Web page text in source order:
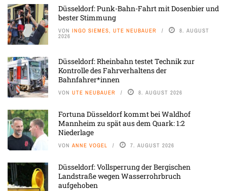
Düsseldorf: Punk-Bahn-Fahrt mit Dosenbier und
bester Stimmung
VON INGO SIEMES, UTE NEUBAUER 8. AUGUST
2026
Düsseldorf: Rheinbahn testet Technik zur
Kontrolle des Fahrverhaltens der
Bahnfahrer*innen
VON UTE NEUBAUER 8. AUGUST 2026
Fortuna Düsseldorf kommt bei Waldhof
Mannheim zu spät aus dem Quark: 1:2
Niederlage
VON ANNE VOGEL 7. AUGUST 2026
Düsseldorf: Vollsperrung der Bergischen
Landstraße wegen Wasserrohrbruch
aufgehoben